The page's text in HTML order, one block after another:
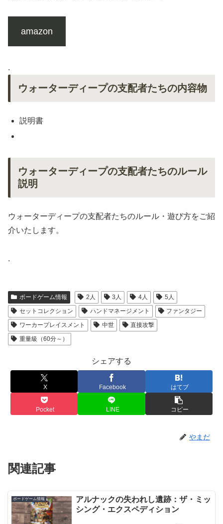
amazon
.
ウォーターディープの支配者たちの内容物
説明書
ウォーターディープの支配者たちのルール
説明
ウォーターディープの支配者たちのルール・遊び方をご紹
介いたします。
.
ボードゲーム情報 2人 3人 4人
5人
セットコレクション
ハンドマネージメント
ファンタジー
ワーカープレイスメント
中世
直接攻撃
重量級（60分～）
シェアする
X Facebook はてブ
Pocket LINE コピー
やまだ
関連記事
ボードゲーム情報
アルナックの失われし遺跡：ザ・ミッ
シング・エクスペディション